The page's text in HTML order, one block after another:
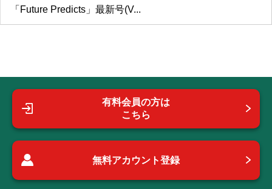
「Future Predicts」最新号(V...
有料会員の方は
こちら
無料アカウント登録